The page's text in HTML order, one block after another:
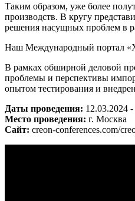
Таким образом, уже более
производств. В кругу
решения насущных проблем в
Наш Международный портал
В рамках обширной деловой
проблемы и перспективы
опытом тестирования и
Даты проведения: 12.03.2024
Место проведения: г. Москва
Сайт: creon-conferences.com/